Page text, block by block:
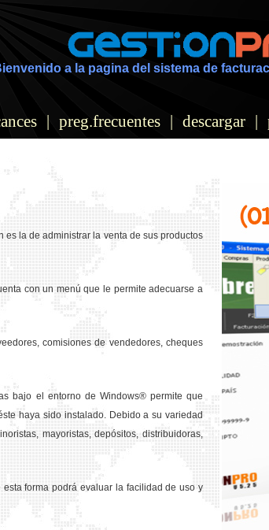
a la pagina del sistema de
| preg.frecuentes| descargar|
la de administrar la venta de sus productos
con un menú que le permite adecuarse a
comisiones de vendedores, cheques
bajo el entorno de Windows® permite que
haya sido instalado. Debido a su variedad
mayoristas, depósitos, distribuidoras,
forma podrá evaluar la facilidad de uso y